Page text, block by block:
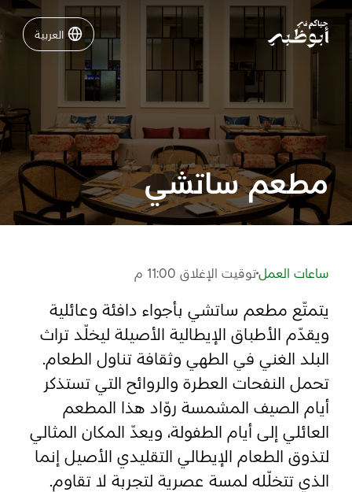
العربية
العربية
نشاطات لا تفوّتها في أبوظبي
دليلك لأبوظبي
فعاليات
تسجيل الدخول مسارات
المفضلة رسم خريطة
أبو ظبي
مطعم ساتشي
ساعات العملتوقيت الإغلاق 11:00 م
يتمتّع مطعم ساتشي بأجواء دافئة وعائلية
ويقدّم الأطباق الإيطالية الأصيلة ليخلّد تراث
البلد الغني في الطهي وثقافة تناول الطعام.
تحمل النفحات العطرة والروائح التي تستذكر
أيام الصيف المشمسة روّاد هذا المطعم
العائلي إلى أيام الطفولة، ويعدّ المكان المثالي
لتذوق الطعام الإيطالي التقليدي الأصيل إنما
الذي تتخلّله لمسة عصرية لتجربة لا تقاوم.